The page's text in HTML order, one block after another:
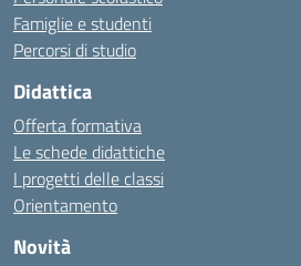
Famiglie e studenti
Percorsi di studio
Didattica
Offerta formativa
Le schede didattiche
I progetti delle classi
Orientamento
Novità